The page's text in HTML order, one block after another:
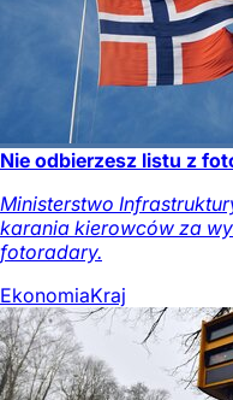
Nie odbierzesz listu z
Ministerstwo
karania kierowców za
fotoradary.
EkonomiaKraj